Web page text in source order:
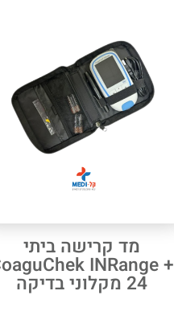
מד קרישה ביתי
INRange +
24 מקלוני בדיקה